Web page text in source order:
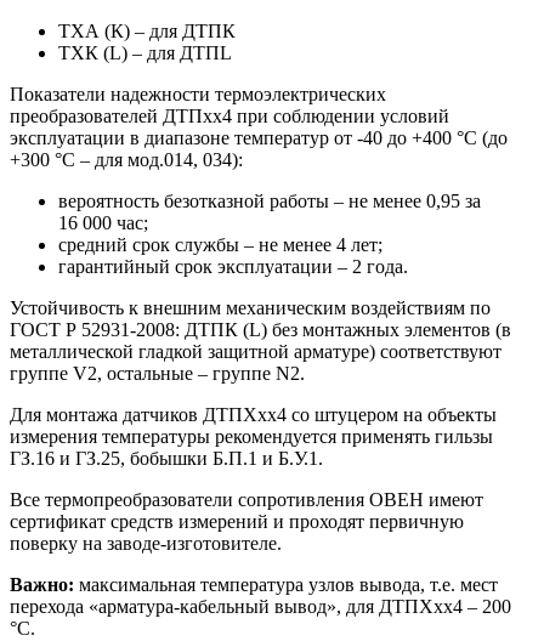
ТХА (К) – для ДТПК
ТХК (L) – для ДТПL
Показатели надежности термоэлектрических
преобразователей ДТПхх4 при соблюдении условий
эксплуатации в диапазоне температур от -40 до +400 °С (до
+300 °С – для мод.014, 034):
вероятность безотказной работы – не менее 0,95 за
16 000 час;
средний срок службы – не менее 4 лет;
гарантийный срок эксплуатации – 2 года.
Устойчивость к внешним механическим воздействиям по
ГОСТ Р 52931-2008: ДТПК (L) без монтажных элементов (в
металлической гладкой защитной арматуре) соответствуют
группе V2, остальные – группе N2.
Для монтажа датчиков ДТПХхх4 со штуцером на объекты
измерения температуры рекомендуется применять гильзы
ГЗ.16 и ГЗ.25, бобышки Б.П.1 и Б.У.1.
Все термопреобразователи сопротивления ОВЕН имеют
сертификат средств измерений и проходят первичную
поверку на заводе-изготовителе.
Важно: максимальная температура узлов вывода, т.е. мест
перехода «арматура-кабельный вывод», для ДТПХхх4 – 200
°С.